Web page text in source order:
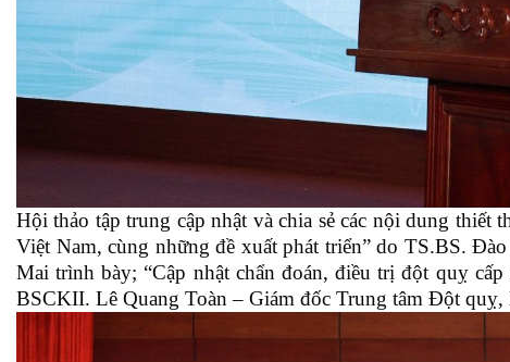
Hội thảo tập trung cập nhật và chia sẻ các nội dung
Việt Nam, cùng những đề xuất phát triển” do TS.BS. Đào
Mai trình bày; “Cập nhật chẩn đoán, điều trị đột quỵ
BSCKII. Lê Quang Toàn – Giám đốc Trung tâm Đột